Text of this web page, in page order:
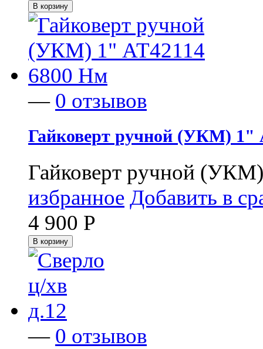
В корзину
— 0 отзывов
Гайковерт ручной (УКМ) 1"
Гайковерт ручной
избранное Добавить в
4 900 Р
В корзину
— 0 отзывов